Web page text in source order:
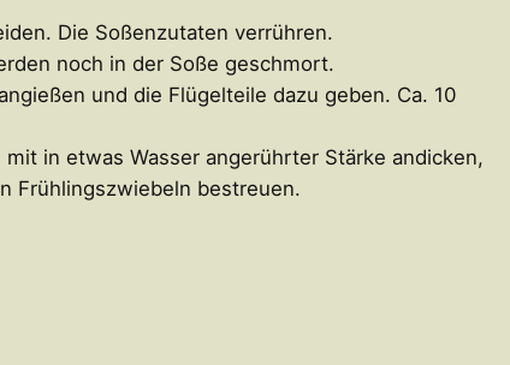
Die Soßenzutaten verrühren.
noch in der Soße geschmort.
und die Flügelteile dazu geben. Ca. 10
in etwas Wasser angerührter Stärke andicken,
Frühlingszwiebeln bestreuen.